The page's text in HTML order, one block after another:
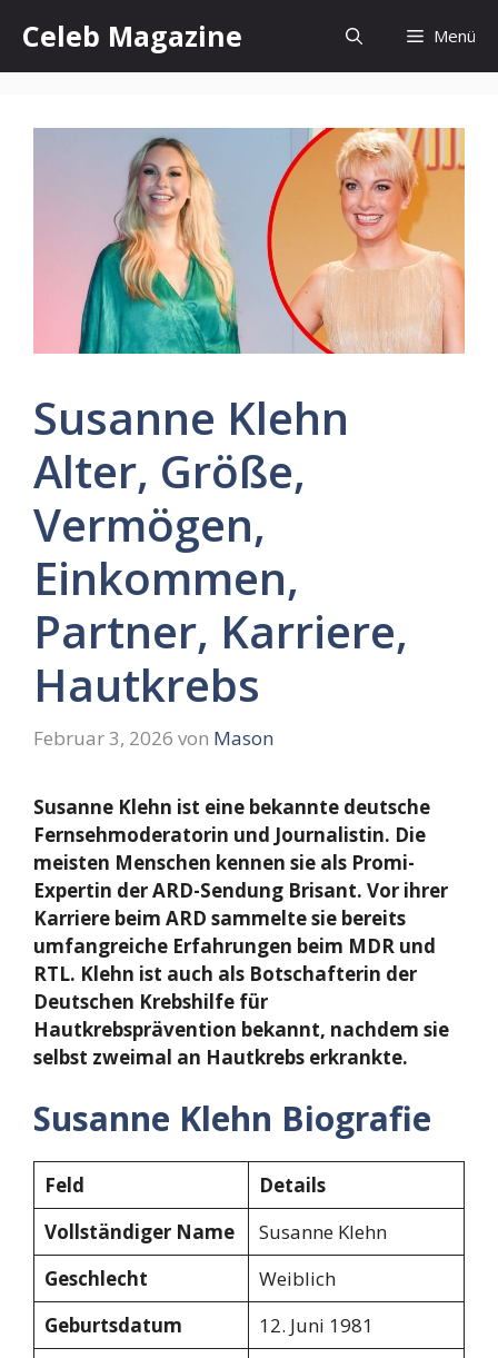
Inhalt
springen
Celeb Magazine Menü
Susanne Klehn
Alter, Größe,
Vermögen,
Einkommen,
Partner, Karriere,
Hautkrebs
Februar 3, 2026 von Mason
Susanne Klehn ist eine bekannte deutsche
Fernsehmoderatorin und Journalistin. Die
meisten Menschen kennen sie als Promi-
Expertin der ARD-Sendung Brisant. Vor ihrer
Karriere beim ARD sammelte sie bereits
umfangreiche Erfahrungen beim MDR und
RTL. Klehn ist auch als Botschafterin der
Deutschen Krebshilfe für
Hautkrebsprävention bekannt, nachdem sie
selbst zweimal an Hautkrebs erkrankte.
Susanne Klehn Biografie
Feld
Details
Vollständiger Name
Susanne Klehn
Geschlecht
Weiblich
Geburtsdatum
12. Juni 1981